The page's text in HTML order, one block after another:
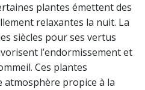
plantes émettent des
relaxantes la nuit. La
siècles pour ses vertus
l’endormissement et
Ces plantes
atmosphère propice à la